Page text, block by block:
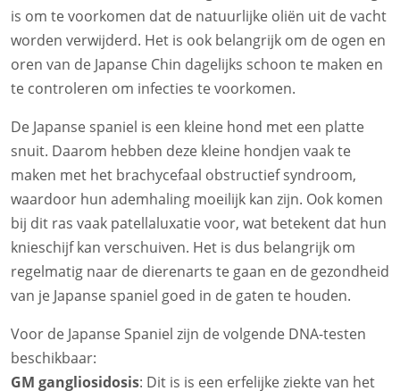
is om te voorkomen dat de natuurlijke oliën uit de vacht
worden verwijderd. Het is ook belangrijk om de ogen en
oren van de Japanse Chin dagelijks schoon te maken en
te controleren om infecties te voorkomen.
De Japanse spaniel is een kleine hond met een platte
snuit. Daarom hebben deze kleine hondjen vaak te
maken met het brachycefaal obstructief syndroom,
waardoor hun ademhaling moeilijk kan zijn. Ook komen
bij dit ras vaak patellaluxatie voor, wat betekent dat hun
knieschijf kan verschuiven. Het is dus belangrijk om
regelmatig naar de dierenarts te gaan en de gezondheid
van je Japanse spaniel goed in de gaten te houden.
Voor de Japanse Spaniel zijn de volgende DNA-testen
beschikbaar:
GM gangliosidosis: Dit is is een erfelijke ziekte van het